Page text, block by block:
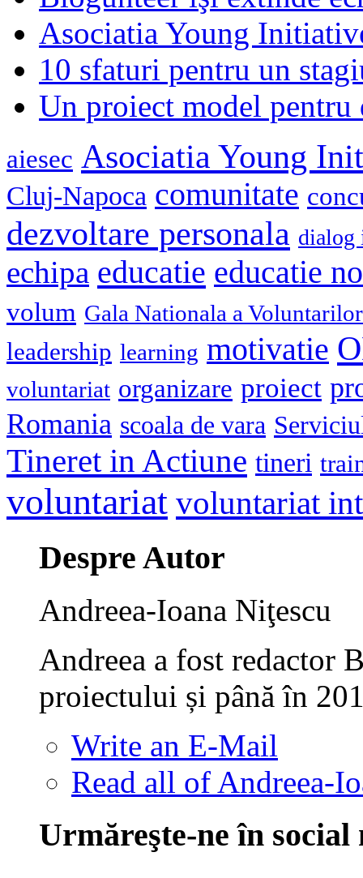
Asociatia Young
10 sfaturi pentru un
Un proiect model
aiesec Asociatia Young
Cluj-Napoca comunitate
dezvoltare personala dialog
echipa educatie educatie
volum Gala Nationala a Voluntarilor
leadership learning motivatie
voluntariat organizare proiect
Romania scoala de vara
Tineret in Actiune tineri
voluntariat voluntariat
Despre Autor
Andreea-Ioana Niţescu
Andreea a fost redactor
proiectului și până în
Write an E-Mail
Read all of Andreea-
Urmăreşte-ne în social